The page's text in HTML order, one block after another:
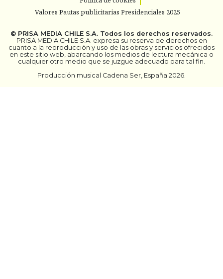
Valores Pautas publicitarias Presidenciales 2025
© PRISA MEDIA CHILE S.A. Todos los derechos reservados.
PRISA MEDIA CHILE S.A. expresa su reserva de derechos en
cuanto a la reproducción y uso de las obras y servicios ofrecidos
en este sitio web, abarcando los medios de lectura mecánica o
cualquier otro medio que se juzgue adecuado para tal fin.
Producción musical Cadena Ser, España 2026.